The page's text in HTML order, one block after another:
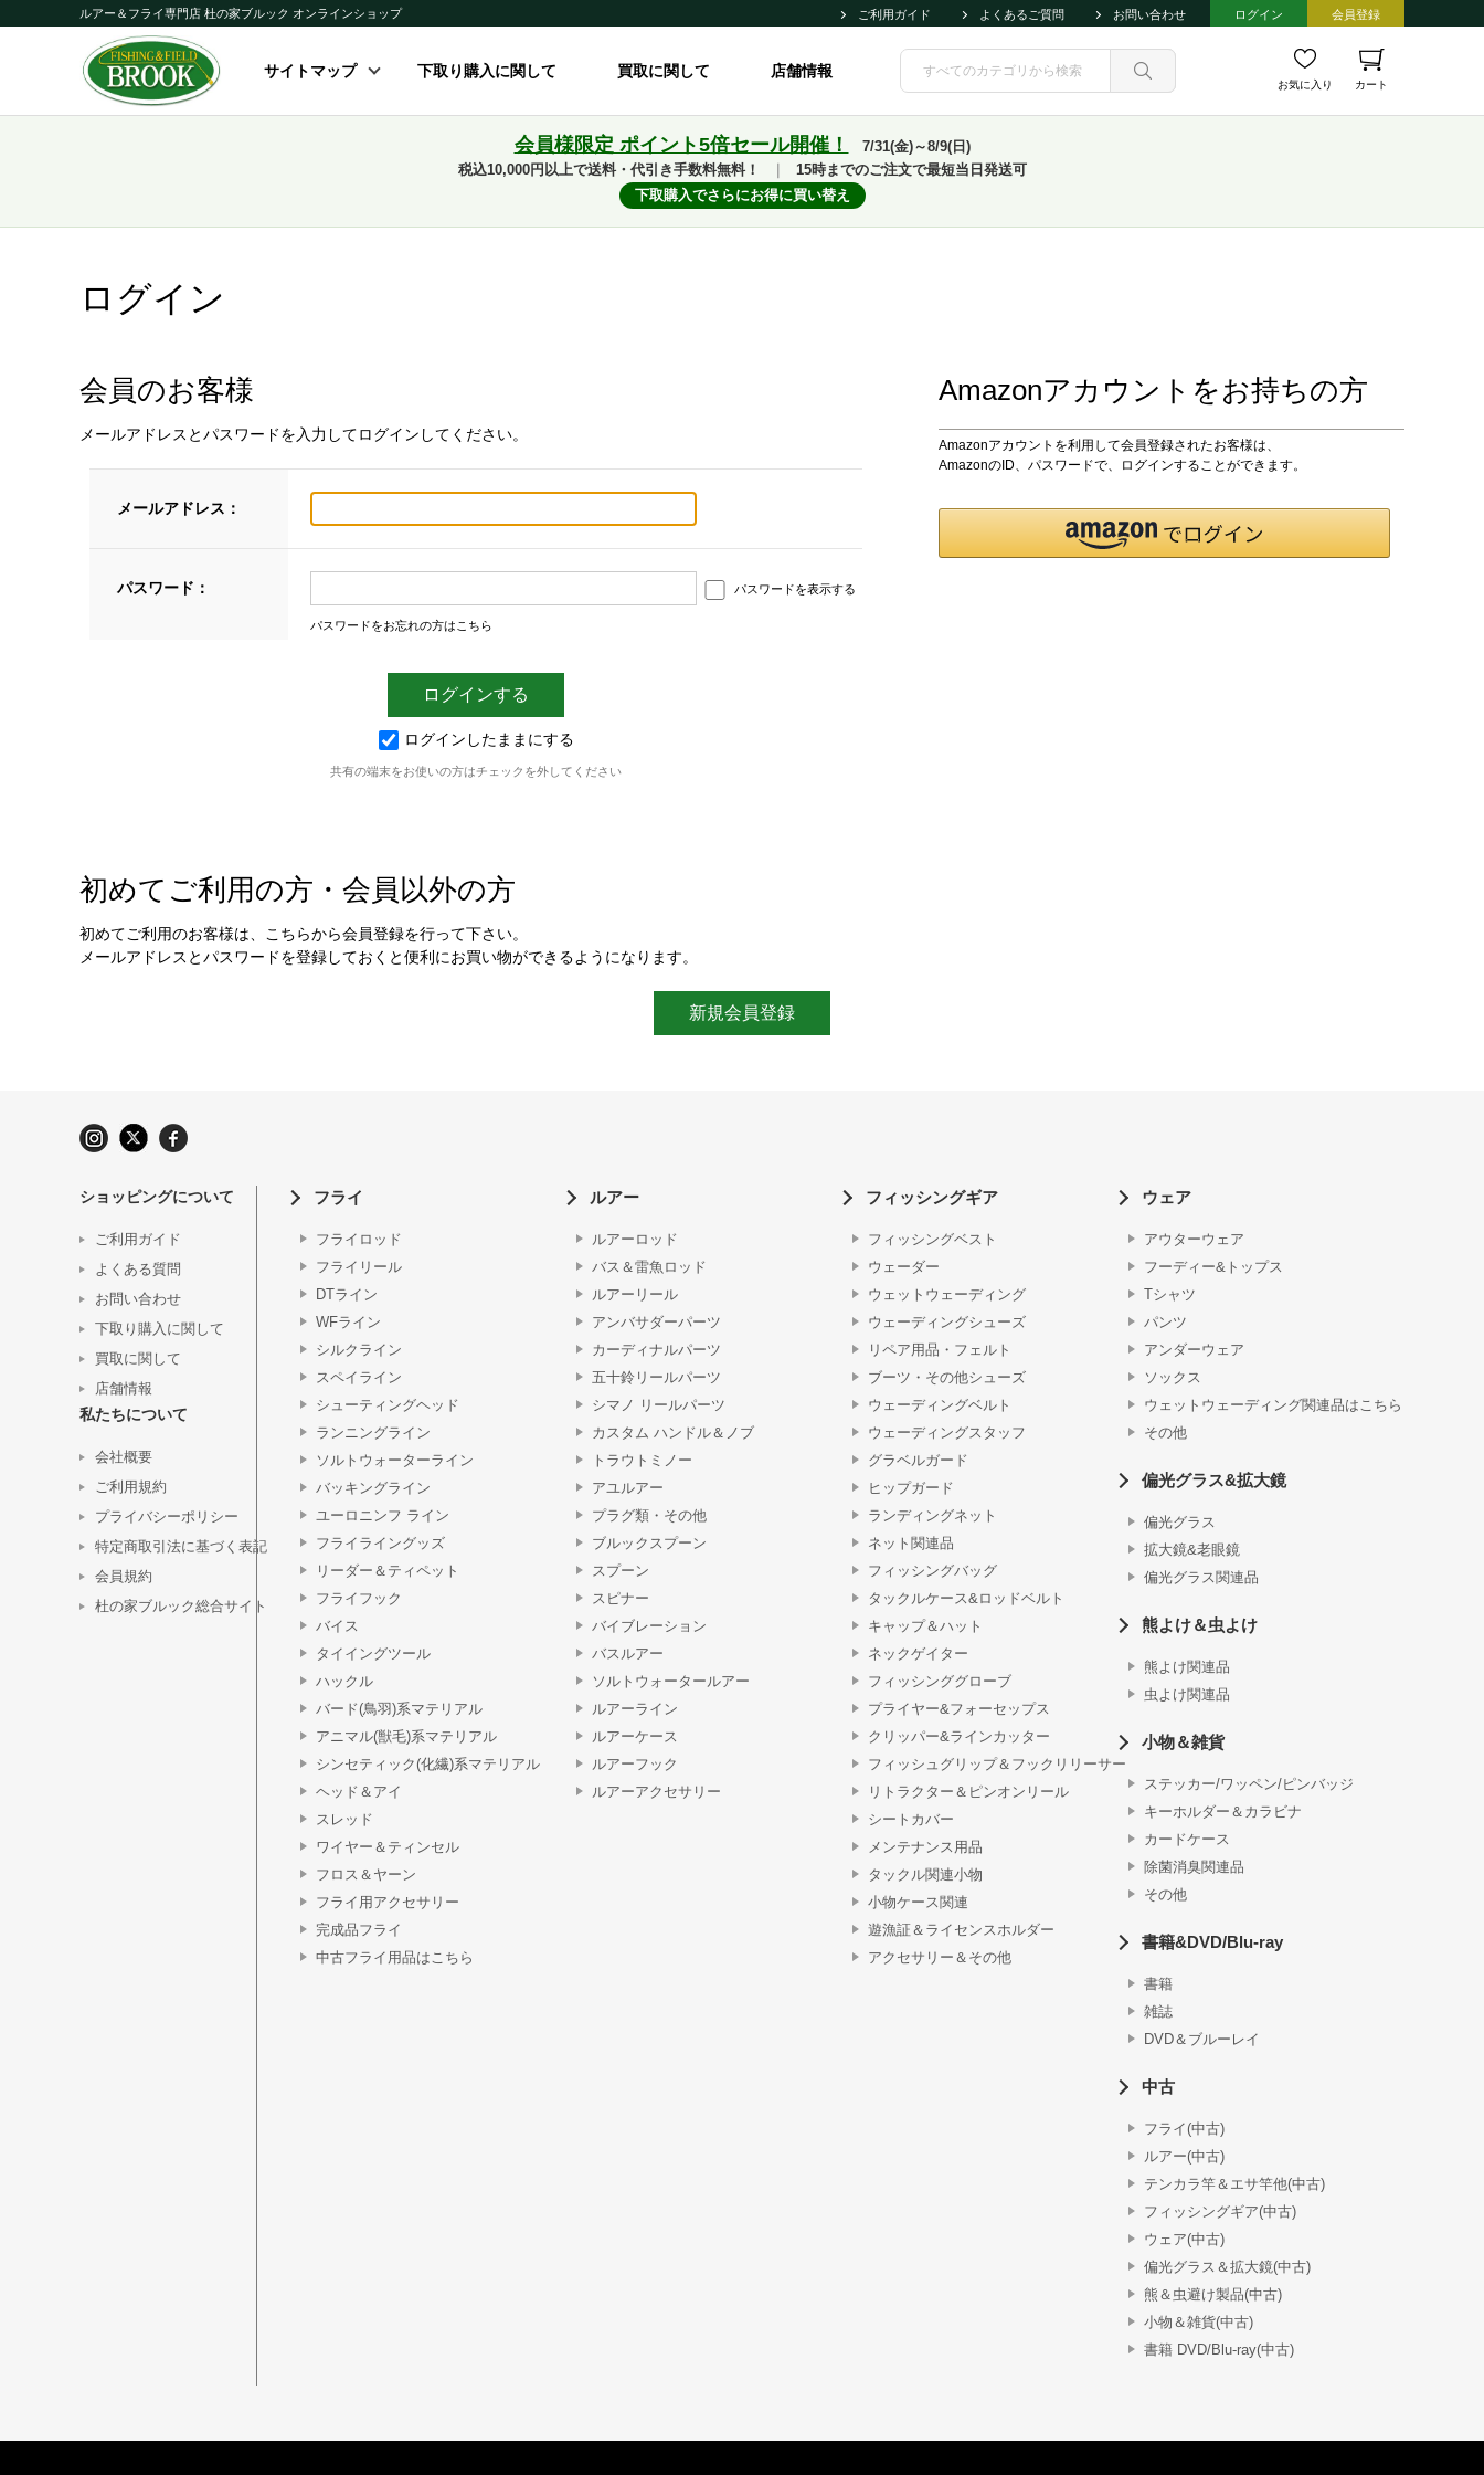
ルアー＆フライ専門店 杜の家ブルック オンラインショップ ご利用ガイド よくあるご質問 お問い合わせ ログイン 会員登録
サイトマップ 下取り購入に関して 買取に関して 店舗情報
お気に入り カート
会員様限定 ポイント5倍セール開催！
7/31(金)～8/9(日)
税込10,000円以上で送料・代引き手数料無料！
15時までのご注文で最短当日発送可
下取購入でさらにお得に買い替え
ログイン
会員のお客様
メールアドレスとパスワードを入力してログインしてください。
メールアドレス：
パスワード： パスワードを表示する
パスワードをお忘れの方はこちら
ログインしたままにする
共有の端末をお使いの方はチェックを外してください
Amazonアカウントをお持ちの方
Amazonアカウントを利用して会員登録されたお客様は、
AmazonのID、パスワードで、ログインすることができます。
初めてご利用の方・会員以外の方
初めてご利用のお客様は、こちらから会員登録を行って下さい。
メールアドレスとパスワードを登録しておくと便利にお買い物ができるようになります。
ショッピングについて
ご利用ガイド
よくある質問
お問い合わせ
下取り購入に関して
買取に関して
店舗情報
私たちについて
会社概要
ご利用規約
プライバシーポリシー
特定商取引法に基づく表記
会員規約
杜の家ブルック総合サイト
フライ
フライロッド
フライリール
DTライン
WFライン
シルクライン
スペイライン
シューティングヘッド
ランニングライン
ソルトウォーターライン
バッキングライン
ユーロニンフ ライン
フライライングッズ
リーダー＆ティペット
フライフック
バイス
タイイングツール
ハックル
バード(鳥羽)系マテリアル
アニマル(獣毛)系マテリアル
シンセティック(化繊)系マテリアル
ヘッド＆アイ
スレッド
ワイヤー＆ティンセル
フロス＆ヤーン
フライ用アクセサリー
完成品フライ
中古フライ用品はこちら
ルアー
ルアーロッド
バス＆雷魚ロッド
ルアーリール
アンバサダーパーツ
カーディナルパーツ
五十鈴リールパーツ
シマノ リールパーツ
カスタム ハンドル＆ノブ
トラウトミノー
アユルアー
プラグ類・その他
ブルックスプーン
スプーン
スピナー
バイブレーション
バスルアー
ソルトウォータールアー
ルアーライン
ルアーケース
ルアーフック
ルアーアクセサリー
フィッシングギア
フィッシングベスト
ウェーダー
ウェットウェーディング
ウェーディングシューズ
リペア用品・フェルト
ブーツ・その他シューズ
ウェーディングベルト
ウェーディングスタッフ
グラベルガード
ヒップガード
ランディングネット
ネット関連品
フィッシングバッグ
タックルケース&ロッドベルト
キャップ＆ハット
ネックゲイター
フィッシンググローブ
プライヤー&フォーセップス
クリッパー&ラインカッター
フィッシュグリップ＆フックリリーサー
リトラクター＆ピンオンリール
シートカバー
メンテナンス用品
タックル関連小物
小物ケース関連
遊漁証＆ライセンスホルダー
アクセサリー＆その他
ウェア
アウターウェア
フーディー&トップス
Tシャツ
パンツ
アンダーウェア
ソックス
ウェットウェーディング関連品はこちら
その他
偏光グラス&拡大鏡
偏光グラス
拡大鏡&老眼鏡
偏光グラス関連品
熊よけ＆虫よけ
熊よけ関連品
虫よけ関連品
小物＆雑貨
ステッカー/ワッペン/ピンバッジ
キーホルダー＆カラビナ
カードケース
除菌消臭関連品
その他
書籍&DVD/Blu-ray
書籍
雑誌
DVD＆ブルーレイ
中古
フライ(中古)
ルアー(中古)
テンカラ竿＆エサ竿他(中古)
フィッシングギア(中古)
ウェア(中古)
偏光グラス＆拡大鏡(中古)
熊＆虫避け製品(中古)
小物＆雑貨(中古)
書籍 DVD/Blu-ray(中古)